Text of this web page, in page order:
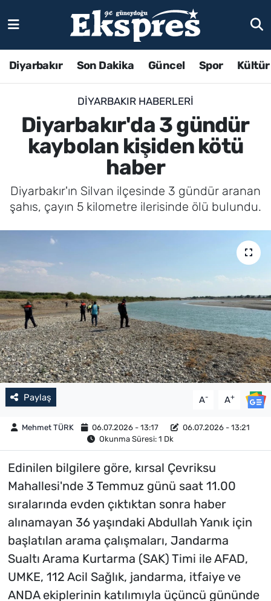
Diyarbakır Son Dakika Güncel Spor
DIYARBAKIR HABERLERI
Diyarbakır'da 3 gündür
kaybolan kişiden kötü
haber
Diyarbakır'ın Silvan ilçesinde 3 gündür aranan
şahıs, çayın 5 kilometre ilerisinde ölü bulundu.
Paylaş A- A+
Mehmet TÜRK 06.07.2026 - 13:17
06.07.2026 - 13:21
Okunma Süresi: 1 Dk
Edinilen bilgilere göre, kırsal Çevriksu
Mahallesi'nde 3 Temmuz günü saat 11.00
sıralarında evden çıktıktan sonra haber
alınamayan 36 yaşındaki Abdullah Yanık için
başlatılan arama çalışmaları, Jandarma
Sualtı Arama Kurtarma (SAK) Timi ile AFAD,
UMKE, 112 Acil Sağlık, jandarma, itfaiye ve
ANDA ekiplerinin katılımıyla üçüncü gününde